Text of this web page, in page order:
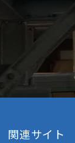
関連サイト